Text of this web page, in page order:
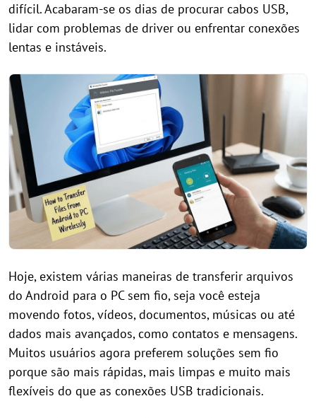
difícil. Acabaram-se os dias de procurar cabos USB,
lidar com problemas de driver ou enfrentar conexões
lentas e instáveis.
Hoje, existem várias maneiras de transferir arquivos
do Android para o PC sem fio, seja você esteja
movendo fotos, vídeos, documentos, músicas ou até
dados mais avançados, como contatos e mensagens.
Muitos usuários agora preferem soluções sem fio
porque são mais rápidas, mais limpas e muito mais
flexíveis do que as conexões USB tradicionais.